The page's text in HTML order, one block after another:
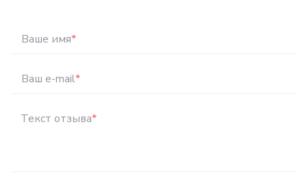
Ваше имя*
Ваш e-mail*
Текст отзыва*